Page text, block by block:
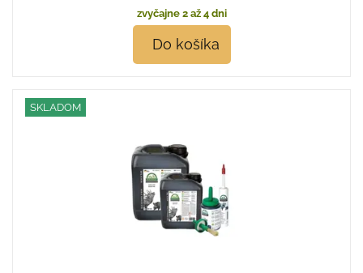
zvyčajne 2 až 4 dni
Do košíka
SKLADOM